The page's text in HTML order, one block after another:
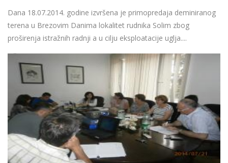
Dana 18.07.2014. godine izvršena je primopredaja deminiranog
terena u Brezovim Danima lokalitet rudnika Solim zbog
proširenja istražnih radnji a u cilju eksploatacije uglja....
Više...